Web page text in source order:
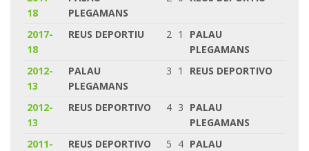
18
PLEGAMANS
2017-
18
REUS DEPORTIU 2 1
PALAU
PLEGAMANS
2012-
13
PALAU
PLEGAMANS
3 1 REUS DEPORTIVO
2012-
13
REUS DEPORTIVO 4 3 PALAU
PLEGAMANS
2011-
REUS DEPORTIVO 5 4 PALAU